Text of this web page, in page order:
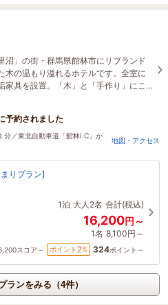
沼」の街・群馬県館林市にリブランド
木の温もり溢れるホテルです。全室に
家具を設置。「木」と「手作り」にこ
たかな空間でどうぞおくつろぎくださ
予約されました
分／東北自動車道「館林I.C」か
地図・アクセス
まりプラン]
1泊 大人2名 合計(税込)
16,200円～
1名 8,100円～
スコア～ ポイント 2% 324ポイント～
ランをみる（4件）